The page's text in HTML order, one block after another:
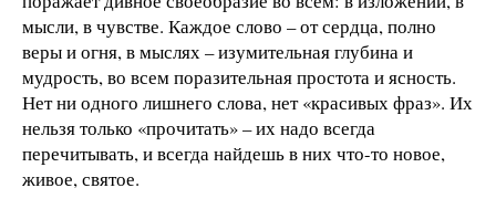
мысли, в чувстве. Каждое слово – от сердца, полно
веры и огня, в мыслях – изумительная глубина и
мудрость, во всем поразительная простота и ясность.
Нет ни одного лишнего слова, нет «красивых фраз». Их
нельзя только «прочитать» – их надо всегда
перечитывать, и всегда найдешь в них что-то новое,
живое, святое.